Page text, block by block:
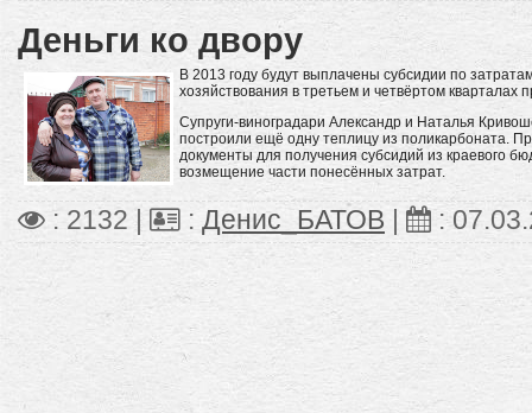
Деньги ко двору
В 2013 году будут выплачены субсидии по
хозяйствования в третьем и четвёртом кварталах
Супруги-виноградари Александр и Наталья
построили ещё одну теплицу из поликарбоната.
документы для получения субсидий из краевого
возмещение части понесённых затрат.
: 2132 | : Денис_БАТОВ :